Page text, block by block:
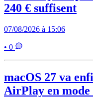
240 € suffisent
07/08/2026 à 15:06
• 0
macOS 27 va
AirPlay en mode